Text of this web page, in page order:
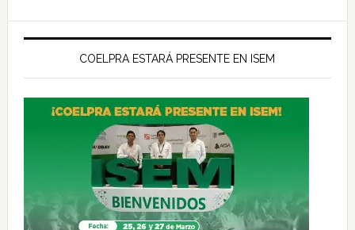
COELPRA ESTARÁ PRESENTE EN ISEM